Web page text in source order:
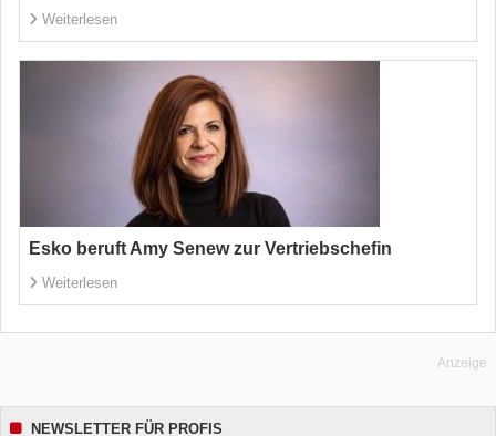
Weiterlesen
Esko beruft Amy Senew zur Vertriebschefin
Weiterlesen
Anzeige
NEWSLETTER FÜR PROFIS